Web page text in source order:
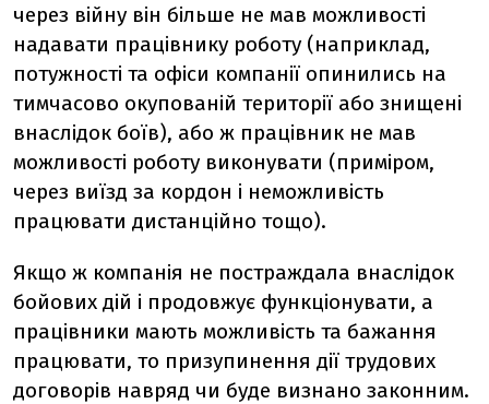
через війну він більше не мав можливості
надавати працівнику роботу (наприклад,
потужності та офіси компанії опинились на
тимчасово окупованій території або знищені
внаслідок боїв), або ж працівник не мав
можливості роботу виконувати (приміром,
через виїзд за кордон і неможливість
працювати дистанційно тощо).
Якщо ж компанія не постраждала внаслідок
бойових дій і продовжує функціонувати, а
працівники мають можливість та бажання
працювати, то призупинення дії трудових
договорів навряд чи буде визнано законним.